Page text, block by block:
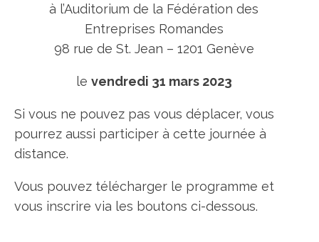
à l’Auditorium de la Fédération des
Entreprises Romandes
98 rue de St. Jean – 1201 Genève
le vendredi 31 mars 2023
Si vous ne pouvez pas vous déplacer, vous
pourrez aussi participer à cette journée à
distance.
Vous pouvez télécharger le programme et
vous inscrire via les boutons ci-dessous.